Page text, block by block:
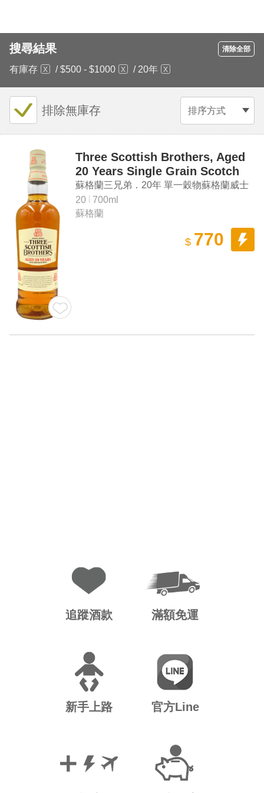
搜尋結果 清除全部
有庫存 / $500 - $1000 / 20年
排序方式
排除無庫存
Three Scottish Brothers, Aged
20 Years Single Grain Scotch
Whisky
蘇格蘭三兄弟．20年 單一穀物蘇格蘭威士
忌
20
700ml
蘇格蘭
$ 770
追蹤酒款 滿額免運
新手上路 官方Line